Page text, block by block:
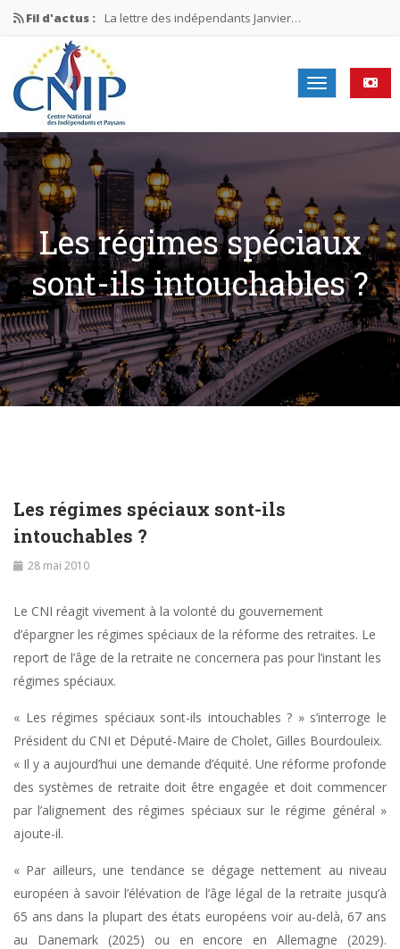
Fil d'actus : La lettre des indépendants Janvier…
La lettre des indépendants Novembre…
La lettre des indépendants Juin…
Mission nationale ÉLECTIONS MUNICIPALES 2026
La lettre des indépendants N°2-2026
Les régimes spéciaux
sont-ils intouchables ?
Les régimes spéciaux sont-ils
intouchables ?
28 mai 2010
Le CNI réagit vivement à la volonté du gouvernement
d’épargner les régimes spéciaux de la réforme des retraites. Le
report de l’âge de la retraite ne concernera pas pour l’instant les
régimes spéciaux.
« Les régimes spéciaux sont-ils intouchables ? » s’interroge le
Président du CNI et Député-Maire de Cholet, Gilles Bourdouleix.
« Il y a aujourd’hui une demande d’équité. Une réforme profonde
des systèmes de retraite doit être engagée et doit commencer
par l’alignement des régimes spéciaux sur le régime général »
ajoute-il.
« Par ailleurs, une tendance se dégage nettement au niveau
européen à savoir l’élévation de l’âge légal de la retraite jusqu’à
65 ans dans la plupart des états européens voir au-delà, 67 ans
au Danemark (2025) ou en encore en Allemagne (2029).